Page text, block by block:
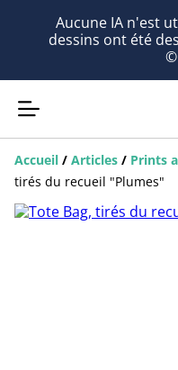
Aucune IA n'est
dessins ont été
©
Accueil / Articles / Prints
tirés du recueil "Plumes"